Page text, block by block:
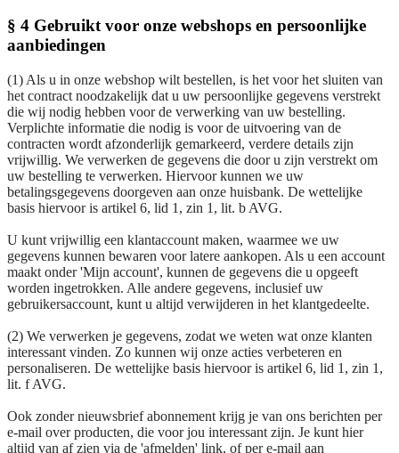
§ 4 Gebruikt voor onze webshops en persoonlijke
aanbiedingen
(1) Als u in onze webshop wilt bestellen, is het voor het sluiten van
het contract noodzakelijk dat u uw persoonlijke gegevens verstrekt
die wij nodig hebben voor de verwerking van uw bestelling.
Verplichte informatie die nodig is voor de uitvoering van de
contracten wordt afzonderlijk gemarkeerd, verdere details zijn
vrijwillig. We verwerken de gegevens die door u zijn verstrekt om
uw bestelling te verwerken. Hiervoor kunnen we uw
betalingsgegevens doorgeven aan onze huisbank. De wettelijke
basis hiervoor is artikel 6, lid 1, zin 1, lit. b AVG.
U kunt vrijwillig een klantaccount maken, waarmee we uw
gegevens kunnen bewaren voor latere aankopen. Als u een account
maakt onder 'Mijn account', kunnen de gegevens die u opgeeft
worden ingetrokken. Alle andere gegevens, inclusief uw
gebruikersaccount, kunt u altijd verwijderen in het klantgedeelte.
(2) We verwerken je gegevens, zodat we weten wat onze klanten
interessant vinden. Zo kunnen wij onze acties verbeteren en
personaliseren. De wettelijke basis hiervoor is artikel 6, lid 1, zin 1,
lit. f AVG.
Ook zonder nieuwsbrief abonnement krijg je van ons berichten per
e-mail over producten, die voor jou interessant zijn. Je kunt hier
altijd van af zien via de 'afmelden' link, of per e-mail aan